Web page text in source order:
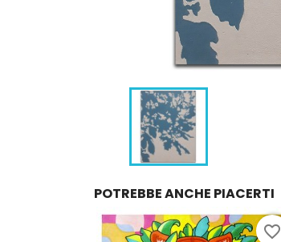
POTREBBE ANCHE PIACERTI
favorite_border